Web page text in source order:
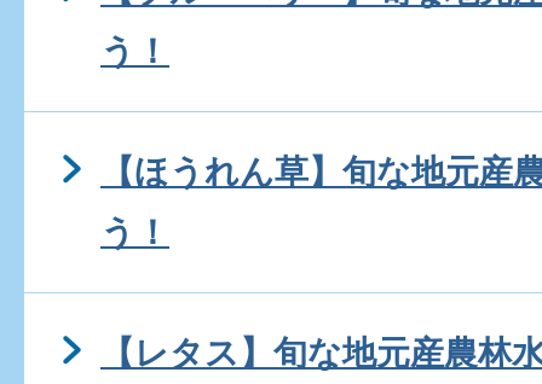
う！
【ほうれん草】旬な地元産
う！
【レタス】旬な地元産農林